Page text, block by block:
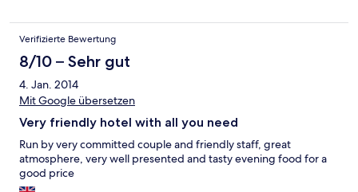
Verifizierte Bewertung
8/10 – Sehr gut
4. Jan. 2014
Mit Google übersetzen
Very friendly hotel with all you need
Run by very committed couple and friendly staff, great
atmosphere, very well presented and tasty evening food for a
good price